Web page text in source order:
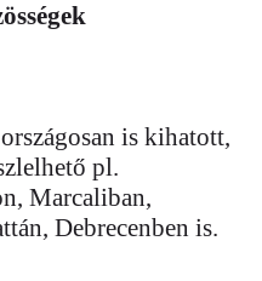
is kihatott,
pl.
Marcaliban,
Debrecenben is.